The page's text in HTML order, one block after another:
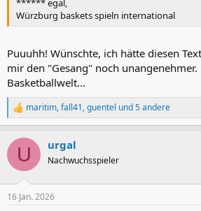
Würzburg baskets spieln international
Puuuhh! Wünschte, ich hätte diesen
mir den "Gesang" noch
Basketballwelt...
R
e
k
i
e
maritim,fall41,guentel und 5 andere
U urgal
Nachwuchsspieler
16 Jan. 2026